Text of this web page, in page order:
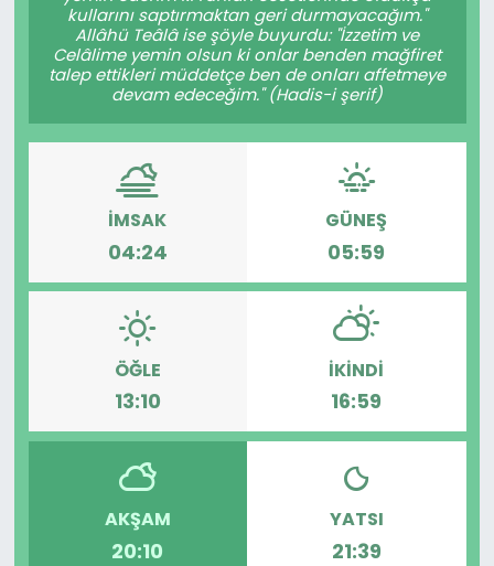
kullarını saptırmaktan geri durmayacağım."
Allâhü Teâlâ ise şöyle buyurdu: "İzzetim ve
Celâlime yemin olsun ki onlar benden mağfiret
talep ettikleri müddetçe ben de onları affetmeye
devam edeceğim." (Hadis-i şerif)
İMSAK
04:24
GÜNEŞ
05:59
ÖĞLE
13:10
İKINDI
16:59
AKŞAM
20:10
YATSI
21:39